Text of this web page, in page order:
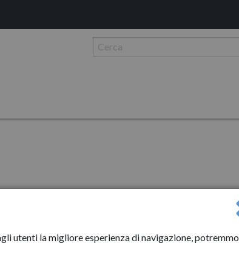
utenti la migliore esperienza di navigazione, potremmo